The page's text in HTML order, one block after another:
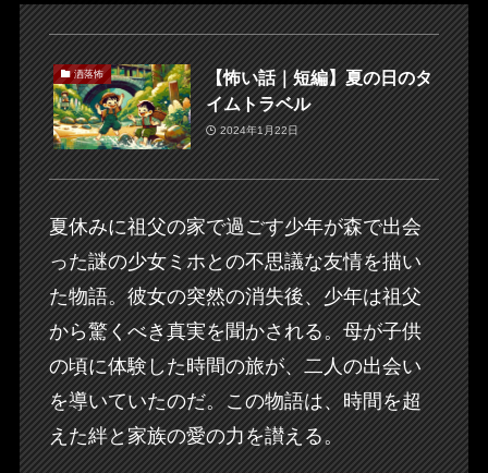
洒落怖
【怖い話｜短編】夏の日のタ
イムトラベル
2024年1月22日
夏休みに祖父の家で過ごす少年が森で出会
った謎の少女ミホとの不思議な友情を描い
た物語。彼女の突然の消失後、少年は祖父
から驚くべき真実を聞かされる。母が子供
の頃に体験した時間の旅が、二人の出会い
を導いていたのだ。この物語は、時間を超
えた絆と家族の愛の力を讃える。